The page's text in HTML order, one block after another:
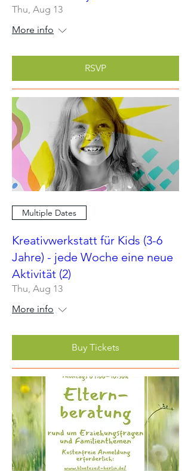
Thu, Aug 13
More info
RSVP
Multiple Dates
Kreativwerkstatt für Kids (3-6
Jahre) - jede Woche eine neue
Aktivität (2)
Thu, Aug 13
More info
Buy Tickets